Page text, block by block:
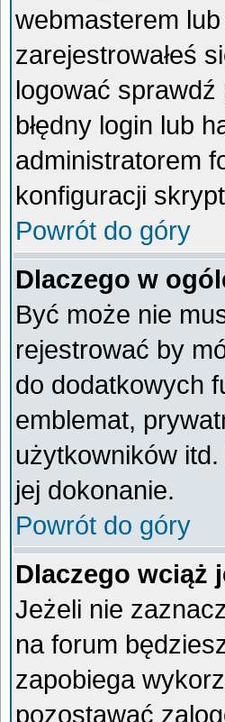
webmasterem
zarejestrowałeś
logować sprawdź
błędny login lub
administratorem
konfiguracji
Powrót do góry
Dlaczego w
Być może nie
rejestrować by
do dodatkowych
emblemat,
użytkowników
jej dokonanie.
Powrót do góry
Dlaczego wciąż
Jeżeli nie
na forum
zapobiega
pozostawać